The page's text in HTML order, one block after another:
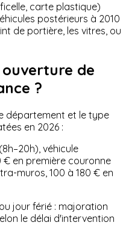
carte plastique)
postérieurs à 2010
de portière, les vitres, ou
de
?
département et le type
en 2026 :
véhicule
€ en première couronne
muros, 100 à 180 € en
jour férié : majoration
le délai d'intervention